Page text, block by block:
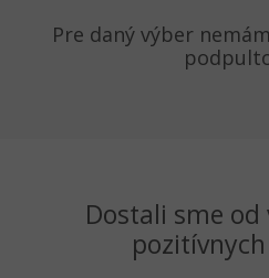
Pre daný výber
Dostali sme od